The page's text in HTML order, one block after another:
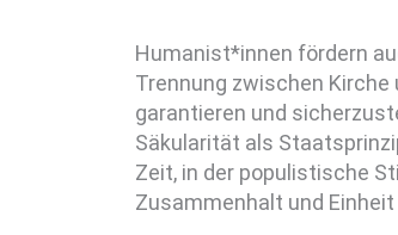
Humanist*innen fördern
Trennung zwischen Kirche
garantieren und
Säkularität als
Zeit, in der populistische
Zusammenhalt und